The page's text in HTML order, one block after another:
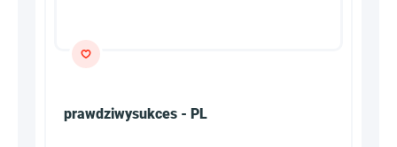
prawdziwysukces - PL